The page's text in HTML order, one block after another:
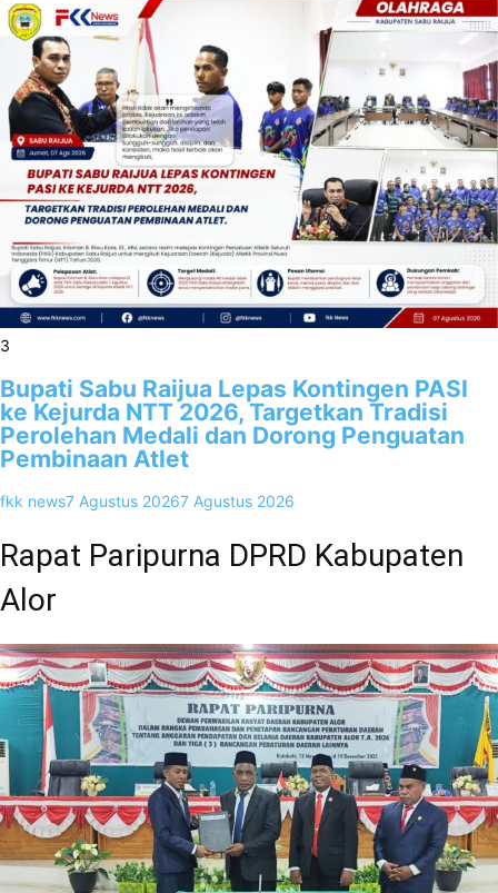
3
Bupati Sabu Raijua Lepas Kontingen PASI
ke Kejurda NTT 2026, Targetkan Tradisi
Perolehan Medali dan Dorong Penguatan
Pembinaan Atlet
fkk news7 Agustus 20267 Agustus 2026
Rapat Paripurna DPRD Kabupaten
Alor